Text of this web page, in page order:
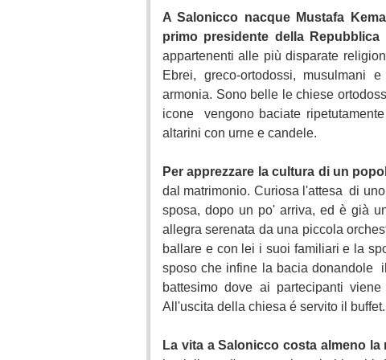
A Salonicco nacque Mustafa
primo presidente della Repubblica
appartenenti alle più disparate
Ebrei, greco-ortodossi, musulmani
armonia. Sono belle le chiese
icone vengono baciate
altarini con urne e candele.
Per apprezzare la cultura di un
dal matrimonio. Curiosa l'attesa di
sposa, dopo un po' arriva, ed è già
allegra serenata da una piccola
ballare e con lei i suoi familiari e la
sposo che infine la bacia donandole
battesimo dove ai partecipanti
All'uscita della chiesa é servito il buffet.
La vita a Salonicco costa almeno la